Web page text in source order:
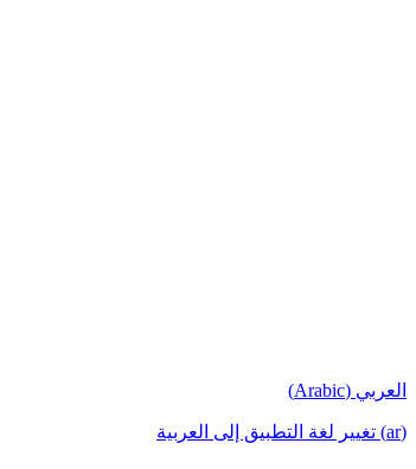
العربي (Arabic)
(ar) تغيير لغة التطبيق إلى العربية